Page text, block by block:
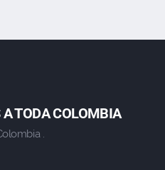
TODA COLOMBIA
.